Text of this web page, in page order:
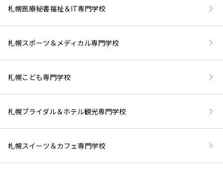
札幌医療秘書福祉＆IT専門学校
札幌スポーツ＆メディカル専門学校
札幌こども専門学校
札幌ブライダル＆ホテル観光専門学校
札幌スイーツ＆カフェ専門学校